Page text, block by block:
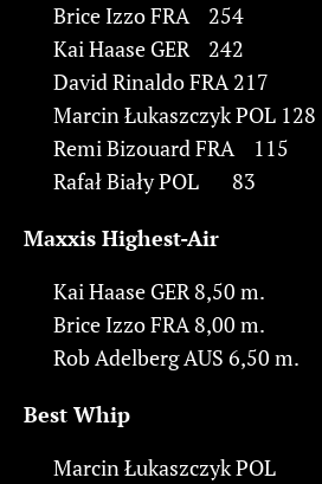
Brice Izzo FRA 254
Kai Haase GER 242
David Rinaldo FRA 217
Marcin Łukaszczyk POL 128
Remi Bizouard FRA 115
Rafał Biały POL 83
Maxxis Highest-Air
Kai Haase GER 8,50 m.
Brice Izzo FRA 8,00 m.
Rob Adelberg AUS 6,50 m.
Best Whip
Marcin Łukaszczyk POL